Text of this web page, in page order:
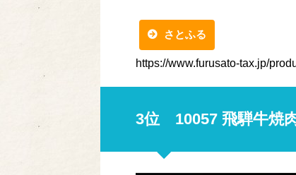
さとふる
https://www.furusato-tax.jp/
3位 10057 飛騨牛焼